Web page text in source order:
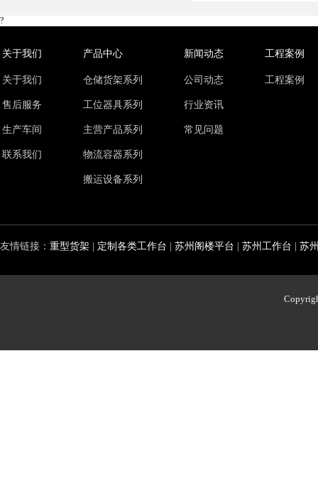
?
关于我们
关于我们
售后服务
生产车间
联系我们
产品中心
仓储货架系列
工位器具系列
主营产品系列
物流容器系列
搬运设备系列
新闻动态
公司动态
行业资讯
常见问题
工程案例
工程案例
友情链接： 重型货架 定制各类工作台 苏州阁楼平台 苏州工作台 苏